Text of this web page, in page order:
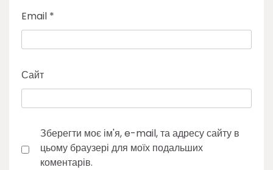
Email *
Сайт
Зберегти моє ім'я, e-mail, та адресу сайту в
цьому браузері для моїх подальших
коментарів.